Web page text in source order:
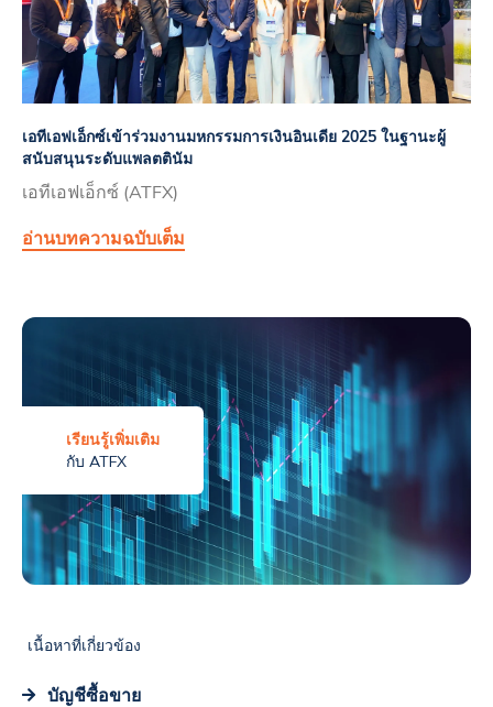
เอทีเอฟเอ็กซ์เข้าร่วมงานมหกรรมการเงินอินเดีย 2025 ในฐานะผู้
สนับสนุนระดับแพลตตินัม
เอทีเอฟเอ็กซ์ (ATFX)
อ่านบทความฉบับเต็ม
เรียนรู้เพิ่มเติม
กับ ATFX
เนื้อหาที่เกี่ยวข้อง
บัญชีซื้อขาย